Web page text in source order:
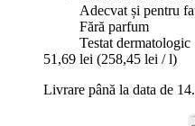
Adecvat și pentru
Fără parfum
Testat dermatologic
51,69 lei (258,45 lei / l)
Livrare până la data de